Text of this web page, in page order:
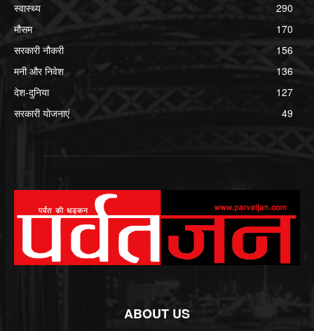
स्वास्थ्य
290
मौसम
170
सरकारी नौकरी
156
मनी और निवेश
136
देश-दुनिया
127
सरकारी योजनाएं
49
ABOUT US